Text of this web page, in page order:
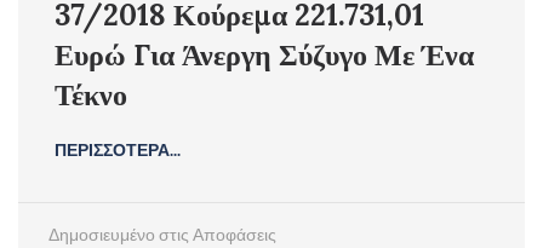
37/2018 Κούρεμα 221.731,01
Ευρώ Για Άνεργη Σύζυγο Με Ένα
Τέκνο
ΠΕΡΙΣΣΟΤΕΡΑ...
Δημοσιευμένο στις Αποφάσεις